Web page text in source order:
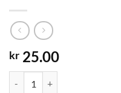
kr 25.00